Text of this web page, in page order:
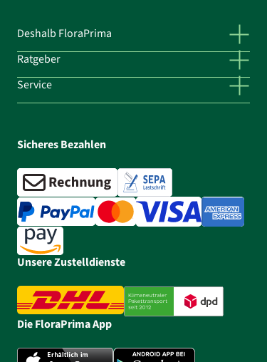
Deshalb FloraPrima
Ratgeber
Service
Sicheres Bezahlen
Unsere Zustelldienste
Die FloraPrima App